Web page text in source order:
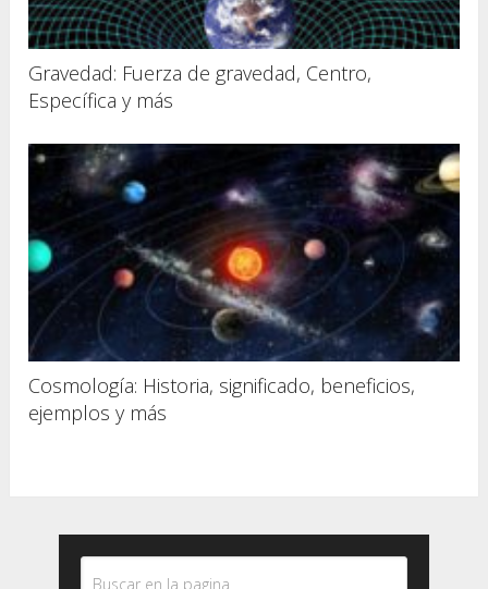
Gravedad: Fuerza de gravedad, Centro,
Específica y más
Cosmología: Historia, significado, beneficios,
ejemplos y más